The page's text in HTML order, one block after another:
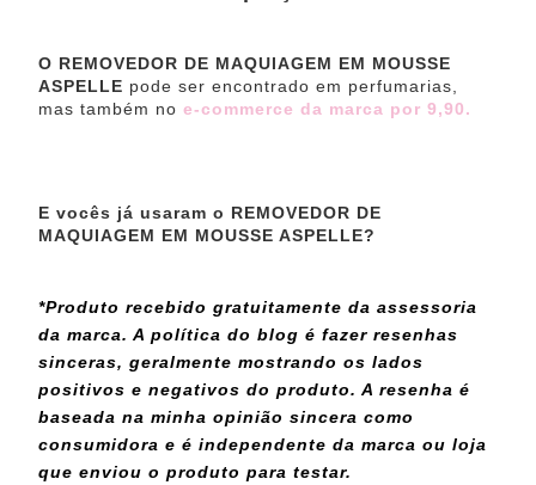
O REMOVEDOR DE MAQUIAGEM EM MOUSSE
ASPELLE pode ser encontrado em perfumarias,
mas também no e-commerce da marca por 9,90.
E vocês já usaram o REMOVEDOR DE
MAQUIAGEM EM MOUSSE ASPELLE?
*Produto recebido gratuitamente da assessoria
da marca. A política do blog é fazer resenhas
sinceras, geralmente mostrando os lados
positivos e negativos do produto. A resenha é
baseada na minha opinião sincera como
consumidora e é independente da marca ou loja
que enviou o produto para testar.